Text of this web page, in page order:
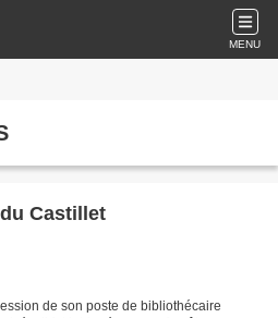
MENU
Castillet
de son poste de bibliothécaire